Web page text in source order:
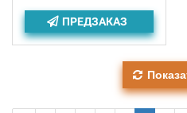
ПРЕДЗАКАЗ